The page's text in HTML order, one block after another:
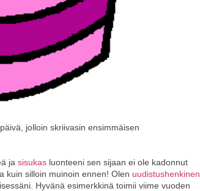
jolloin skriivasin ensimmäisen
ja sisukas luonteeni sen sijaan ei ole kadonnut
kuin silloin muinoin ennen! Olen uudistushenkinen
Hyvänä esimerkkinä toimii viime vuoden